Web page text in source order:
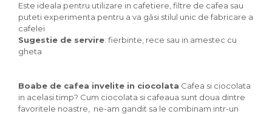
Este ideala pentru utilizare in cafetiere, filtre de cafea sau
puteti experimenta pentru a va găsi stilul unic de fabricare a
cafelei
Sugestie de servire: fierbinte, rece sau in amestec cu
gheta
Boabe de cafea invelite in ciocolata Cafea si ciocolata
in acelasi timp? Cum ciocolata si cafeaua sunt doua dintre
favoritele noastre, ne-am gandit sa le combinam intr-un